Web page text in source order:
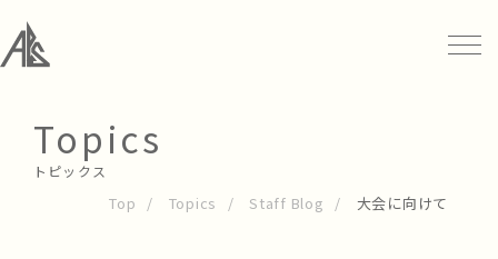
Topics
トピックス
Top Topics Staff Blog 大会に向けて